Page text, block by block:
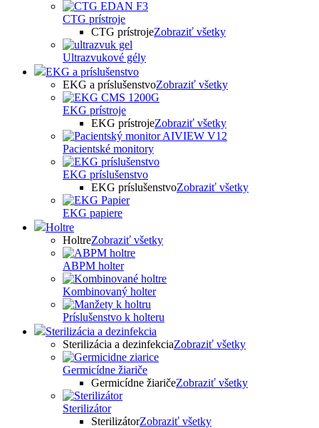
CTG prístroje
CTG prístrojeZobraziť všetky
Ultrazvukové gély
EKG a príslušenstvo
EKG a príslušenstvoZobraziť všetky
EKG prístroje
EKG prístrojeZobraziť všetky
Pacientské monitory
EKG príslušenstvo
EKG príslušenstvoZobraziť všetky
EKG papiere
Holtre
HoltreZobraziť všetky
ABPM holter
Kombinovaný holter
Príslušenstvo k holteru
Sterilizácia a dezinfekcia
Sterilizácia a dezinfekciaZobraziť všetky
Germicídne žiariče
Germicídne žiaričeZobraziť všetky
Sterilizátor
SterilizátorZobraziť všetky